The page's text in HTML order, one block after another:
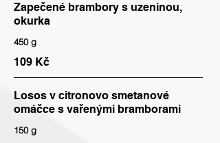
Zapečené brambory s uzeninou,
okurka
450 g
109 Kč
Losos v citronovo smetanové
omáčce s vařenými bramborami
150 g